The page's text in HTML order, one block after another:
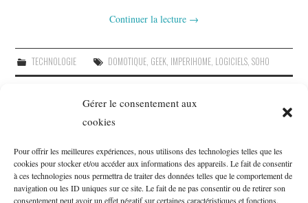
Gérer le consentement aux
cookies
Pour offrir les meilleures expériences, nous utilisons des technologies telles que les
cookies pour stocker et/ou accéder aux informations des appareils. Le fait de consentir
à ces technologies nous permettra de traiter des données telles que le comportement de
navigation ou les ID uniques sur ce site. Le fait de ne pas consentir ou de retirer son
consentement peut avoir un effet négatif sur certaines caractéristiques et fonctions.
Continuer la lecture →
TECHNOLOGIE DOMOTIQUE, GEEK, IMPERIHOME, LOGICIELS, SOHO
CATÉGORIES
Généalogie (51)
Lectures(25)
Life(3)